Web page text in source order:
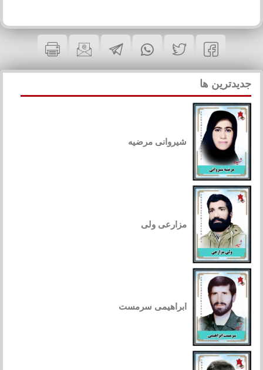
جدیدترین ها
شیروانی مرضیه
مزارعی ولی
ابراهیمی سرمست